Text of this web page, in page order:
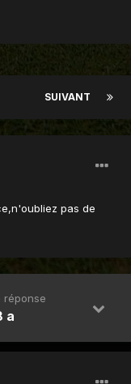
SUIVANT
pas de
réponse
a